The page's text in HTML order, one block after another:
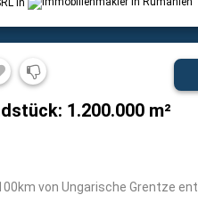
in
1.200.000 m²
von Ungarische Grentze